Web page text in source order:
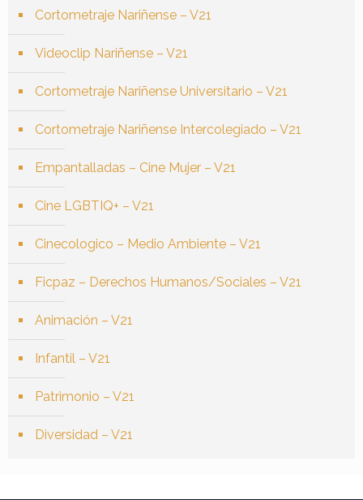
Cortometraje Nariñense – V21
Videoclip Nariñense – V21
Cortometraje Nariñense Universitario – V21
Cortometraje Nariñense Intercolegiado – V21
Empantalladas – Cine Mujer – V21
Cine LGBTIQ+ – V21
Cinecologico – Medio Ambiente – V21
Ficpaz – Derechos Humanos/Sociales – V21
Animación – V21
Infantil – V21
Patrimonio – V21
Diversidad – V21